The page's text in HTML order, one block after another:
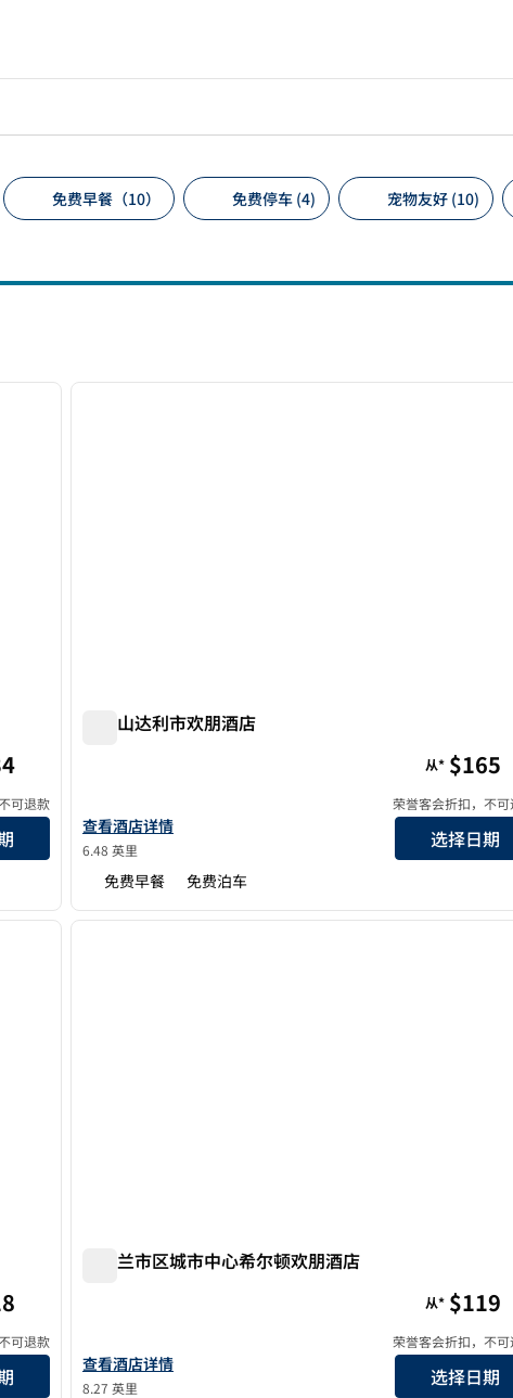
免费早餐（10） 免费停车 (4) 宠物友好 (10)
下一张图片
可退款
1/12
旧金山达利市欢朋酒店
查看旧金山-戴利城欢朋酒店详情
查看酒店详情
6.48 英里
从* $165
荣誉客会折扣，不可
选择日期
免费早餐 免费泊车
1/12
下一张图片
可退款
1
1/12
奥克兰市区城市中心希尔顿欢朋酒店
查看奥克兰市中心-市中心欢朋酒店详情
查看酒店详情
8.27 英里
从* $119
荣誉客会折扣，不可
选择日期